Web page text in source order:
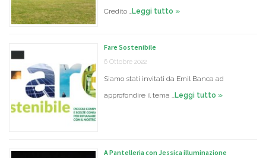
Credito …Leggi tutto »
Fare Sostenibile
6 Ottobre 2022
Siamo stati invitati da Emil Banca ad
approfondire il tema …Leggi tutto »
A Pantelleria con Jessica illuminazione